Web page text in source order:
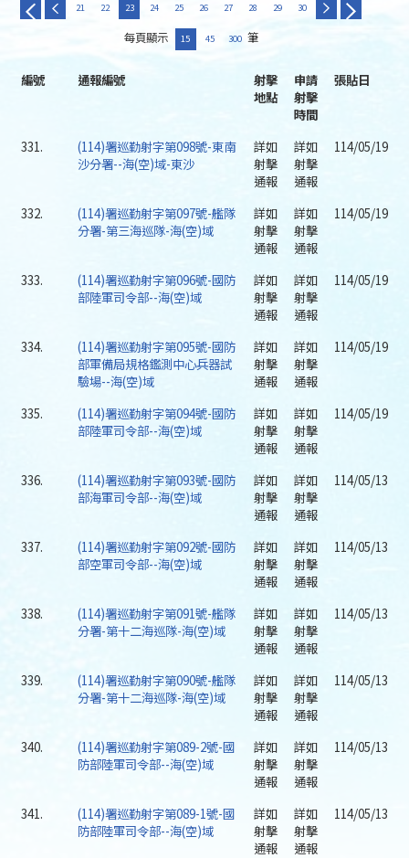
21 22 23 24 25 26 27 28 29 30
每頁顯示 15 45 300 筆
編號 通報編號
射擊
地點
申請
射擊
時間
張貼日
331.
(114)署巡勤射字第098號-東南
沙分署--海(空)域-東沙
詳如
射擊
通報
詳如
射擊
通報
114/05/19
332.
(114)署巡勤射字第097號-艦隊
分署-第三海巡隊-海(空)域
詳如
射擊
通報
詳如
射擊
通報
114/05/19
333.
(114)署巡勤射字第096號-國防
部陸軍司令部--海(空)域
詳如
射擊
通報
詳如
射擊
通報
114/05/19
334.
(114)署巡勤射字第095號-國防
部軍備局規格鑑測中心兵器試
驗場--海(空)域
詳如
射擊
通報
詳如
射擊
通報
114/05/19
335.
(114)署巡勤射字第094號-國防
部陸軍司令部--海(空)域
詳如
射擊
通報
詳如
射擊
通報
114/05/19
336.
(114)署巡勤射字第093號-國防
部海軍司令部--海(空)域
詳如
射擊
通報
詳如
射擊
通報
114/05/13
337.
(114)署巡勤射字第092號-國防
部空軍司令部--海(空)域
詳如
射擊
通報
詳如
射擊
通報
114/05/13
338.
(114)署巡勤射字第091號-艦隊
分署-第十二海巡隊-海(空)域
詳如
射擊
通報
詳如
射擊
通報
114/05/13
339.
(114)署巡勤射字第090號-艦隊
分署-第十二海巡隊-海(空)域
詳如
射擊
通報
詳如
射擊
通報
114/05/13
340.
(114)署巡勤射字第089-2號-國
防部陸軍司令部--海(空)域
詳如
射擊
通報
詳如
射擊
通報
114/05/13
341.
(114)署巡勤射字第089-1號-國
防部陸軍司令部--海(空)域
詳如
射擊
通報
詳如
射擊
通報
114/05/13